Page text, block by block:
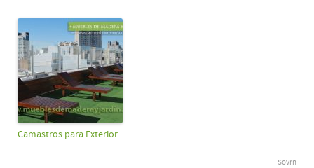
Camastros para Exterior
Sovrn